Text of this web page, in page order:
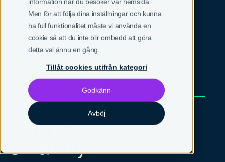
Men för att följa dina inställningar och kunna
ha full funktionalitet måste vi använda en
cookie så att du inte blir ombedd att göra
detta val ännu en gång.
Tillåt cookies utifrån kategori
Godkänn
Avböj
SVEN
/ Partners
Våra partners på
Smarkify